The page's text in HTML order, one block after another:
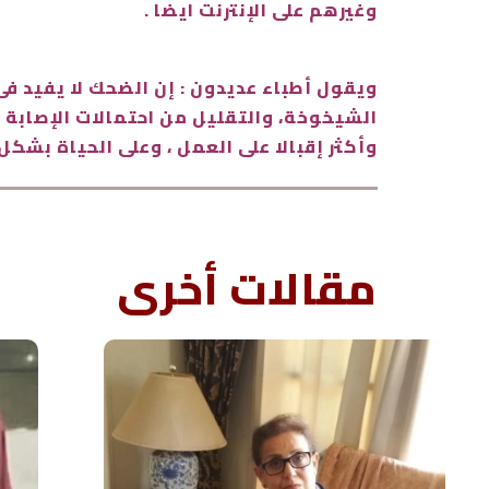
وغيرهم على الإنترنت ايضا .
ويقول أطباء عديدون : إن الضحك لا يفيد
الشيخوخة، والتقليل من احتمالات
وأكثر إقبالا على العمل ، وعلى الحياة
مقالات أخرى